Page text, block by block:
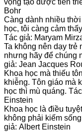
vọng tạo được tiến
Bohr
Càng dành nhiều
học, tôi càng cảm
Tác giả: Maryam
Ta không nên dạy trẻ
nhưng hãy để chúng
giả: Jean Jacques
Khoa học mà thiếu
khiễng. Tôn giáo mà
học thì mù quáng.
Einstein
Khoa học là điều
không phải kiếm
giả: Albert Einstein